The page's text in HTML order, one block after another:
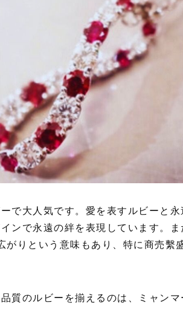
で大人気です。愛を表すルビーと
ンで永遠の絆を表現しています。
がりという意味もあり、特に商売繫
質のルビーを揃えるのは、ミャン